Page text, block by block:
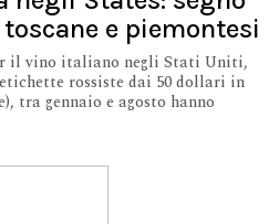
e piemontesi
il vino italiano negli Stati Uniti,
rossiste dai 50 dollari in
tra gennaio e agosto hanno